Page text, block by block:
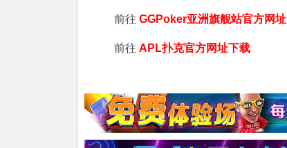
前往 GGPoker亚洲旗舰站官方网址
前往 APL扑克官方网址下载